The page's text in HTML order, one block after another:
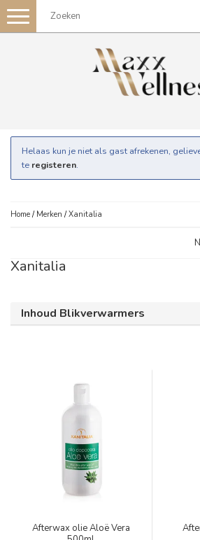
Toggle
navigation
Helaas kun je niet als gast afrekenen,
te registeren.
Home / Merken /Xanitalia
Xanitalia
Inhoud Blikverwarmers
Afterwax olie Aloë Vera